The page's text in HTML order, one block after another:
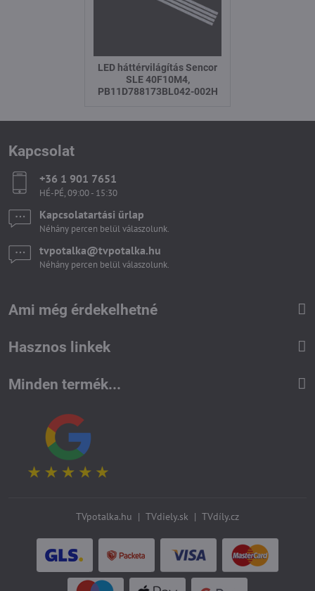
LED háttérvilágítás Sencor
SLE 40F10M4,
PB11D788173BL042-002H
Kapcsolat
+36 1 901 7651
HÉ-PÉ, 09:00 - 15:30
Kapcsolatartási űrlap
Néhány percen belül válaszolunk.
tvpotalka​@tvpotalka​.hu
Néhány percen belül válaszolunk.
Ami még érdekelhetné
Hasznos linkek
Minden termék...
TVpotalka.hu | TVdiely.sk | TVdíly.cz